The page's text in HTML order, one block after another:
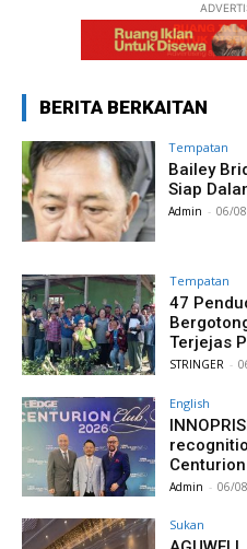
BERITA BERKAITAN
Tempatan
Bailey
Siap
Admin - 06/
Tempatan
47
Terjejas
STRINGER -
English
Admin - 06/
Sukan